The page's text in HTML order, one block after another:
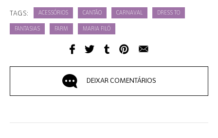
TAGS: ACESSÓRIOS CANTÃO CARNAVAL DRESS TO
FANTASIAS FARM MARIA FILÓ
DEIXAR COMENTÁRIOS